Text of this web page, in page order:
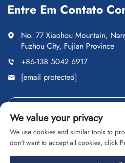
Entre Em Contato
No. 77 Xiaohou Mountain,
Fuzhou City, Fujian Province
+86-138 5042 6917
[email protected]
Direitos autorais © Fuzhou
We value your privacy
We use cookies and similar tools to
don't want to accept all cookies, click